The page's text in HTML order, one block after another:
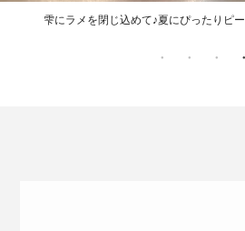
雫にラメを閉じ込めて♪夏にぴったりピ